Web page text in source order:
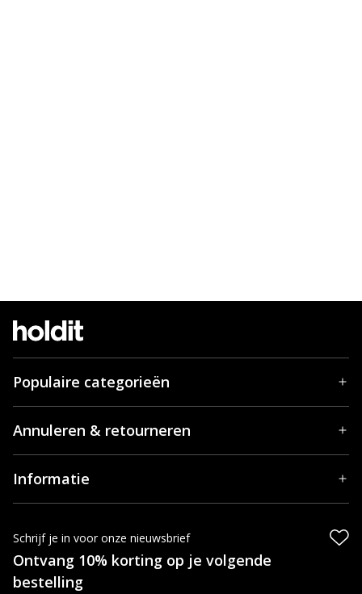
Populaire categorieën
Annuleren & retourneren
Informatie
Schrijf je in voor onze nieuwsbrief
Ontvang 10% korting op je volgende
bestelling